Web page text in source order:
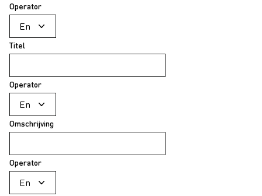
Operator
Titel
Operator
Omschrijving
Operator